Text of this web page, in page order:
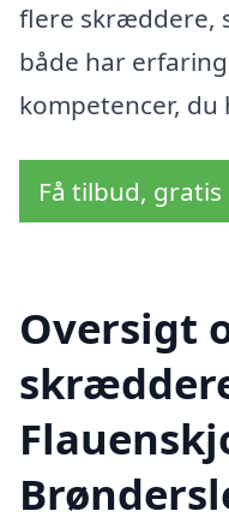
flere skræddere,
både har
kompetencer, du
Få tilbud,
Oversigt